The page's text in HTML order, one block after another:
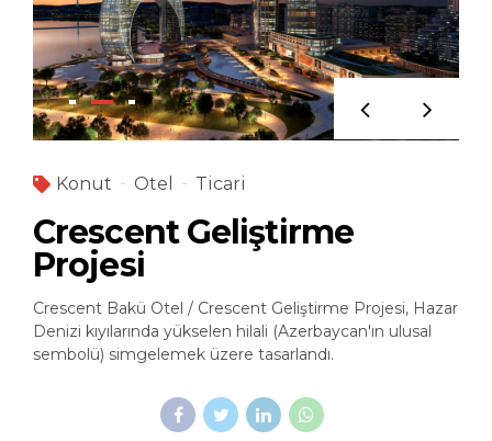
Konut Otel Ticari
Crescent Geliştirme
Projesi
Crescent Bakü Otel / Crescent Geliştirme Projesi, Hazar
Denizi kıyılarında yükselen hilali (Azerbaycan'ın ulusal
sembolü) simgelemek üzere tasarlandı.